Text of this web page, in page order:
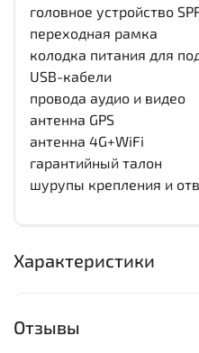
головное устройство
переходная рамка
колодка питания для
USB-кабели
провода аудио и видео
антенна GPS
антенна 4G+WiFi
гарантийный талон
шурупы крепления и
Характеристики
Отзывы